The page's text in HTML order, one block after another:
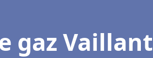
gaz Vaillant